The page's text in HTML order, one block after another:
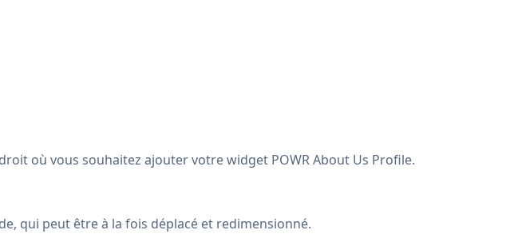
où vous souhaitez ajouter votre widget POWR About Us Profile.
qui peut être à la fois déplacé et redimensionné.